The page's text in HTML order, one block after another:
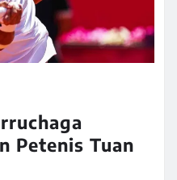
Petenis Tuan